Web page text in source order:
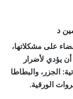
على مشكلاتها،
يؤدي لأضرار
الجزر، والبطاطا
الورقية.